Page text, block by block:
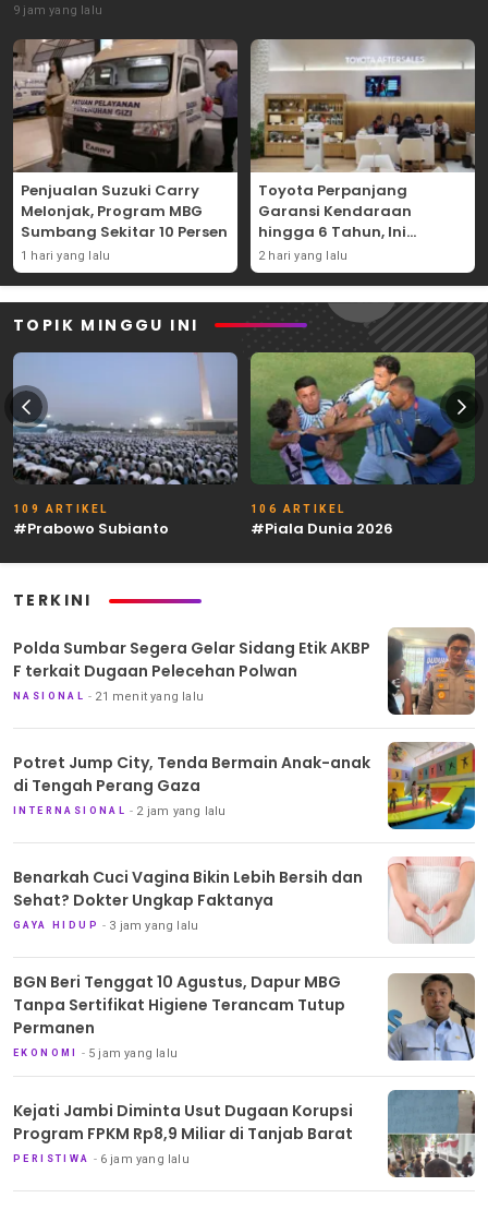
9 jam yang lalu
Penjualan Suzuki Carry
Melonjak, Program MBG
Sumbang Sekitar 10 Persen
1 hari yang lalu
Toyota Perpanjang
Garansi Kendaraan
hingga 6 Tahun, Ini
Syaratnya
2 hari yang lalu
TOPIK MINGGU INI
109 ARTIKEL
#Prabowo Subianto
106 ARTIKEL
#Piala Dunia 2026
TERKINI
Polda Sumbar Segera Gelar Sidang Etik AKBP
F terkait Dugaan Pelecehan Polwan
NASIONAL 21 menit yang lalu
Potret Jump City, Tenda Bermain Anak-anak
di Tengah Perang Gaza
INTERNASIONAL 2 jam yang lalu
Benarkah Cuci Vagina Bikin Lebih Bersih dan
Sehat? Dokter Ungkap Faktanya
GAYA HIDUP 3 jam yang lalu
BGN Beri Tenggat 10 Agustus, Dapur MBG
Tanpa Sertifikat Higiene Terancam Tutup
Permanen
EKONOMI 5 jam yang lalu
Kejati Jambi Diminta Usut Dugaan Korupsi
Program FPKM Rp8,9 Miliar di Tanjab Barat
PERISTIWA 6 jam yang lalu